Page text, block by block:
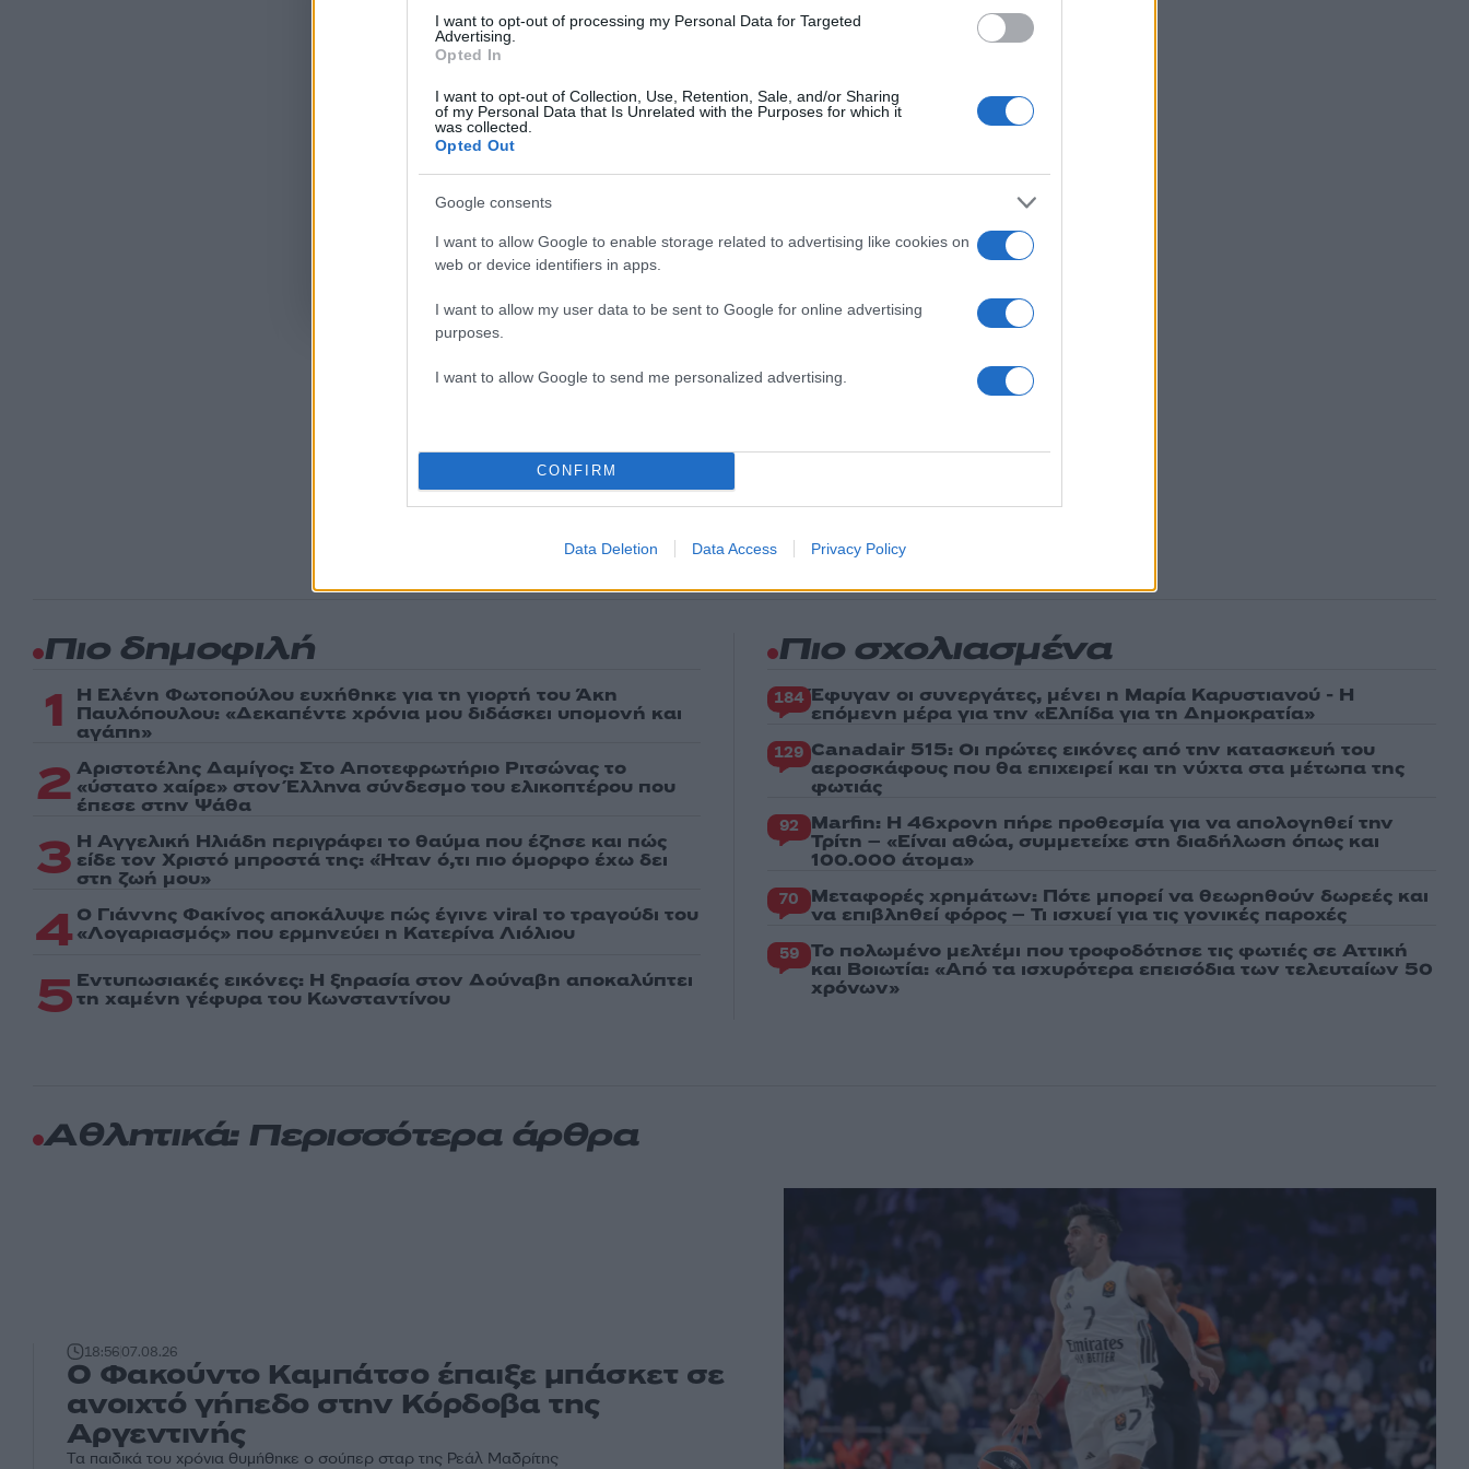
I want to opt-out of processing my Personal Data for Targeted
Advertising.
Opted In
I want to opt-out of Collection, Use, Retention, Sale, and/or Sharing
of my Personal Data that Is Unrelated with the Purposes for which it
was collected.
Opted Out
Google consents
I want to allow Google to enable storage related to advertising like cookies on
web or device identifiers in apps.
I want to allow my user data to be sent to Google for online advertising
purposes.
I want to allow Google to send me personalized advertising.
CONFIRM
Data Deletion Data Access Privacy Policy
Υποβολή σχολίου
ΑΕΚ
ΜΑΡΚΟ ΝΙΚΟΛΙΤΣ
Ακολουθήστε το Νewsit.gr στο
πρώτοι για όλη την ειδησεογραφία και τα
ημέρας
Πιο δημοφιλή
1 Η Ελένη Φωτοπούλου ευχήθηκε για τη γιορτή του Άκη
Παυλόπουλου: «Δεκαπέντε χρόνια μου διδάσκει υπομονή και
αγάπη»
2 Αριστοτέλης Δαμίγος: Στο Αποτεφρωτήριο Ριτσώνας το
«ύστατο χαίρε» στον Έλληνα σύνδεσμο του ελικοπτέρου που
έπεσε στην Ψάθα
3 Η Αγγελική Ηλιάδη περιγράφει το θαύμα που έζησε και πώς
είδε τον Χριστό μπροστά της: «Ήταν ό,τι πιο όμορφο έχω δει
στη ζωή μου»
4 Ο Γιάννης Φακίνος αποκάλυψε πώς έγινε viral το τραγούδι του
«Λογαριασμός» που ερμηνεύει η Κατερίνα Λιόλιου
5 Εντυπωσιακές εικόνες: Η ξηρασία στον Δούναβη αποκαλύπτει
τη χαμένη γέφυρα του Κωνσταντίνου
Πιο σχολιασμένα
184 Έφυγαν οι συνεργάτες, μένει η Μαρία Καρυστιανού - Η
επόμενη μέρα για την «Ελπίδα για τη Δημοκρατία»
129 Canadair 515: Οι πρώτες εικόνες από την κατασκευή του
αεροσκάφους που θα επιχειρεί και τη νύχτα στα μέτωπα της
φωτιάς
92 Marfin: Η 46χρονη πήρε προθεσμία για να απολογηθεί την
Τρίτη – «Είναι αθώα, συμμετείχε στη διαδήλωση όπως και
100.000 άτομα»
70 Μεταφορές χρημάτων: Πότε μπορεί να θεωρηθούν δωρεές και
να επιβληθεί φόρος – Τι ισχυεί για τις γονικές παροχές
59 Το πολωμένο μελτέμι που τροφοδότησε τις φωτιές σε Αττική
και Βοιωτία: «Από τα ισχυρότερα επεισόδια των τελευταίων 50
χρόνων»
Αθλητικά: Περισσότερα άρθρα
18:5607.08.26
Ο Φακούντο Καμπάτσο έπαιξε μπάσκετ σε
ανοιχτό γήπεδο στην Κόρδοβα της
Αργεντινής
Τα παιδικά του χρόνια θυμήθηκε ο σούπερ σταρ της Ρεάλ Μαδρίτης